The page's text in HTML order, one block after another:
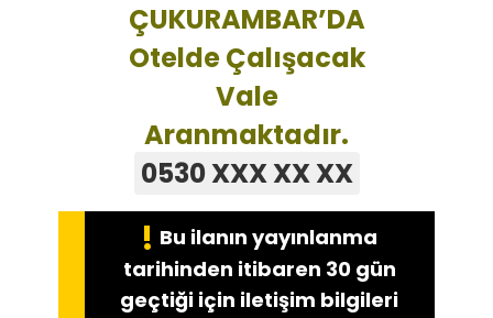
ÇUKURAMBAR’DA
Otelde Çalışacak
Vale
Aranmaktadır.
0530 XXX XX XX
! Bu ilanın yayınlanma
tarihinden itibaren 30 gün
geçtiği için iletişim bilgileri